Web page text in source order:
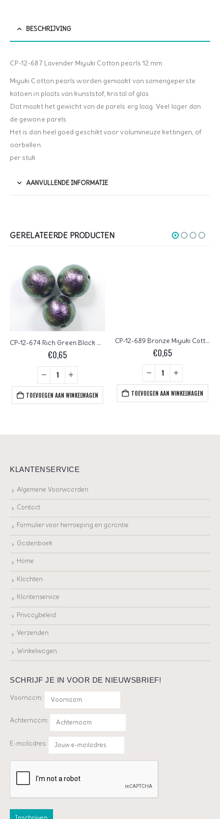
BESCHRIJVING
CP-12-687 Lavender Miyuki Cotton pearls 12 mm
Miyuki Cotton pearls worden gemaakt van samengeperste
katoen in plaats van kunststof, kristal of glas
Dat maakt het gewicht van de parels erg laag. Veel lager dan
de gewone parels
Het is dan heel goed geschikt voor volumineuze kettingen, of
oorbellen
per stuk
AANVULLENDE INFORMATIE
GERELATEERDE PRODUCTEN
CP-12-674 Rich Green Black Miyuki Cotton pearls 12 mm
€0,65
TOEVOEGEN AAN WINKELWAGEN
CP-12-689 Bronze Miyuki Cotton pearls 12 mm
€0,65
TOEVOEGEN AAN WINKELWAGEN
KLANTENSERVICE
Algemene Voorwaarden
Contact
Formulier voor herroeping en garantie
Gastenboek
Home
Klachten
Klantenservice
Privacybeleid
Verzenden
Winkelwagen
SCHRIJF JE IN VOOR DE NIEUWSBRIEF!
Voornaam:
Achternaam:
E-mailadres: